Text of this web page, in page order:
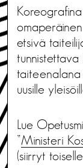
etsivä
tunnistettava
taiteenalana
uusille
Lue
”Ministeri
(siirryt